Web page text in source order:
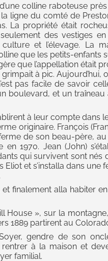
colline raboteuse
la ligne du comté de
La propriété était
des vestiges
et l’élevage. La
que les petits-
que l’appellation était
à pic. Aujourd’hui,
pas facile de savoir
un boulevard, et un
à leur compte dans
originaire. François
de son beau-père,
1970. Jean (John)
qui survivent sont nés
et s’installa dans une
finalement alla habiter
House », sur la
1889 partirent au
gendre de son
à la maison et
familial.